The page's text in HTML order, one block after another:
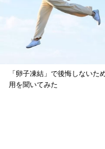
「卵子凍結」で後悔しない
用を聞いてみた